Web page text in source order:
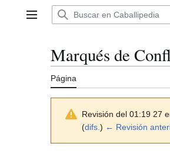
Menú principal
Marqués de
Página
Revisión del 01:19 27
(difs. ) ← Revisión